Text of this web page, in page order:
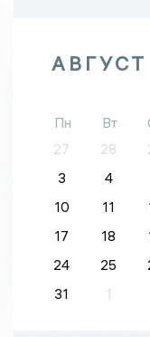
АВГУСТ
Пн Вт
27
28
3
4
10
11
17
18
24
25
31
1